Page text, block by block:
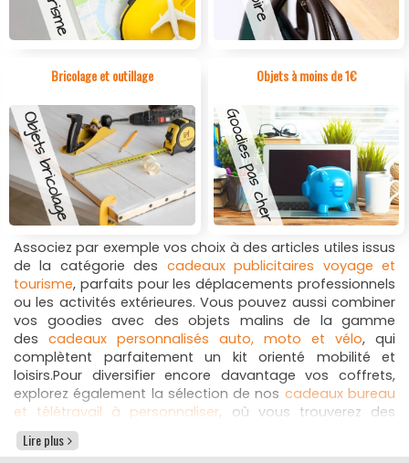
Ponchos, sac isotherme personnalisé , tapis de sol,
tote bag publicitaire, des incontournables pour les
Des objets publicitaires sportifs et ludiques pour tous vos
aussi de nosvêtements personnalisés à prix raisonnable
marqués à vos couleurs, parfaits pour les entreprises et
associations du monde du sport et loisir
Des objets sport, loisir et plage personnalisés pour tous les
publics
Nos objets publicitaires sport et plage sont conçus pour
répondre aux besoins de communication de nombreux
acteurs, des goodies sport, loisir et plage personnalisés
pour tous les publics.
Entreprises, renforcez votre image avec des
cadeaux dynamiques à offrir lors de campagnes
estivales, lancements de produits.
Collectivités locales et mairies, distribuez des
goodies pratiques et conviviaux lors d’animations
sportives, journées plage.
Clubs sportifs et associations, fidélisez vos
adhérents et valorisez vos actions avec des
Bricolage et outillage Objets à moins de 1€
Associez par exemple vos choix à des articles utiles issus
de la catégorie des cadeaux publicitaires voyage et
tourisme, parfaits pour les déplacements professionnels
ou les activités extérieures. Vous pouvez aussi combiner
vos goodies avec des objets malins de la gamme
des cadeaux personnalisés auto, moto et vélo, qui
complètent parfaitement un kit orienté mobilité et
loisirs.Pour diversifier encore davantage vos coffrets,
explorez également la sélection de nos cadeaux bureau
et télétravail à personnaliser, où vous trouverez des
articles pratiques qui accompagnent les journées de
travail. Enfin, pour une démarche plus responsable,
Lire plus